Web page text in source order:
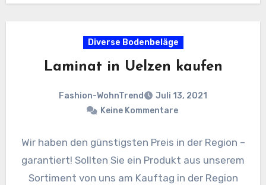
Diverse Bodenbeläge
Laminat in Uelzen kaufen
Fashion-WohnTrend
Juli 13, 2021
Keine Kommentare
Wir haben den günstigsten Preis in der Region –
garantiert! Sollten Sie ein Produkt aus unserem
Sortiment von uns am Kauftag in der Region